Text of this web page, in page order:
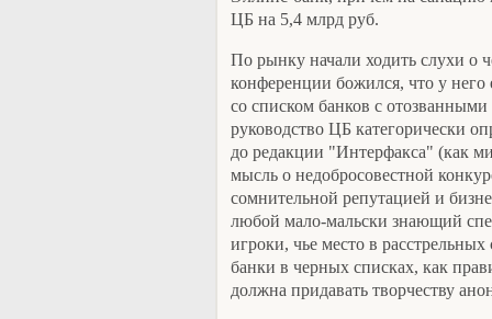
ЦБ на 5,4 млрд руб.
По рынку начали ходить слухи о
конференции божился, что у
со списком банков с
руководство ЦБ категорически
до редакции "Интерфакса" (как
мысль о недобросовестной
сомнительной репутацией и
любой мало-мальски знающий
игроки, чье место в
банки в черных списках, как
должна придавать творчеству